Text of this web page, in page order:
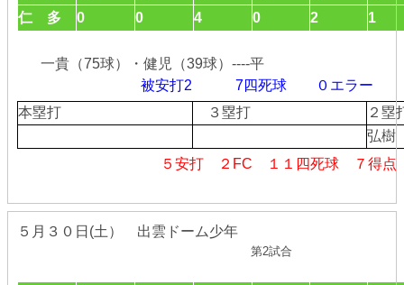
仁 多
0 0 4 0 2 1
一貴（75球）・健児（39球）----平
被安打2 7四死球
０エラ
本塁打
３塁打
２
弘樹
５安打 ２FC １１四死球 ７得点
５月３０日(土） 出雲ドーム少年
第2試合